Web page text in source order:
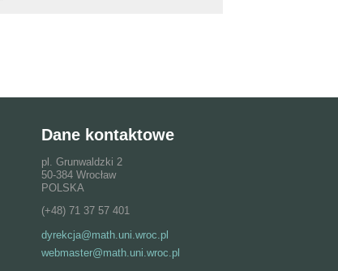
Dane kontaktowe
pl. Grunwaldzki 2
50-384 Wrocław
POLSKA
(+48) 71 37 57 401
dyrekcja@math.uni.wroc.pl
webmaster@math.uni.wroc.pl